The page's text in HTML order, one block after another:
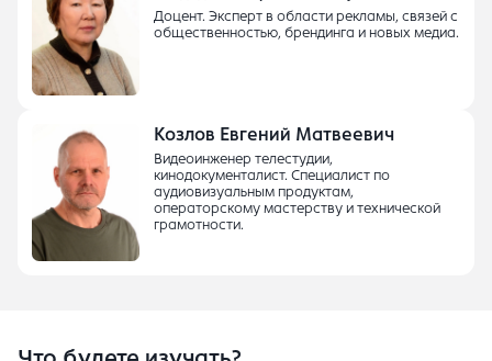
Доцент. Эксперт в области рекламы, связей с
общественностью, брендинга и новых медиа.
Козлов Евгений Матвеевич
Видеоинженер телестудии,
кинодокументалист. Специалист по
аудиовизуальным продуктам,
операторскому мастерству и технической
грамотности.